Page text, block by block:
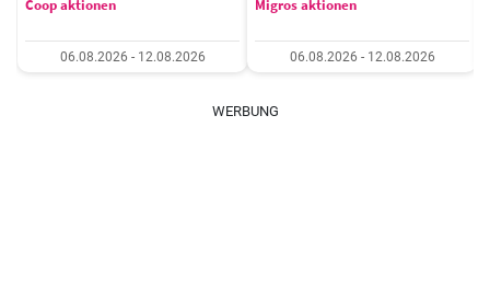
Coop aktionen
06.08.2026 - 12.08.2026
Migros aktionen
06.08.2026 - 12.08.2026
WERBUNG